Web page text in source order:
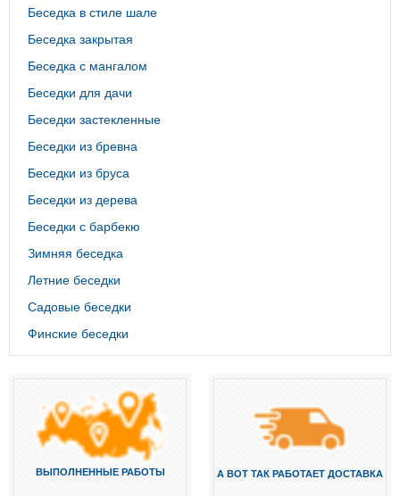
Беседка в стиле шале
Беседка закрытая
Беседка с мангалом
Беседки для дачи
Беседки застекленные
Беседки из бревна
Беседки из бруса
Беседки из дерева
Беседки с барбекю
Зимняя беседка
Летние беседки
Садовые беседки
Финские беседки
ВЫПОЛНЕННЫЕ РАБОТЫ А ВОТ ТАК РАБОТАЕТ ДОСТАВКА